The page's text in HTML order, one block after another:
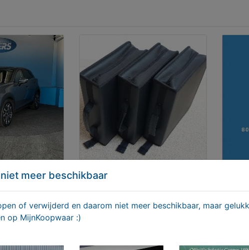
SkyActiv-G
Degelijke CD DVD MAPPEN
meer beschikbaar
of verwijderd en daarom niet meer beschikbaar, maar
op MijnKoopwaar :)